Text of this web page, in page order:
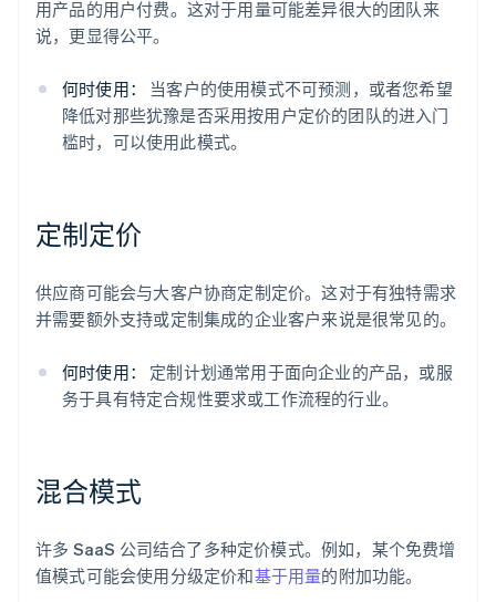
用产品的用户付费。这对于用量可能差异很大的团队来
说，更显得公平。
何时使用：
当客户的使用模式不可预测，或者您希望
降低对那些犹豫是否采用按用户定价的团队的进入门
槛时，可以使用此模式。
定制定价
供应商可能会与大客户协商定制定价。这对于有独特需求
并需要额外支持或定制集成的企业客户来说是很常见的。
何时使用：
定制计划通常用于面向企业的产品，或服
务于具有特定合规性要求或工作流程的行业。
混合模式
许多 SaaS 公司结合了多种定价模式。例如，某个免费增
值模式可能会使用分级定价和基于用量的附加功能。